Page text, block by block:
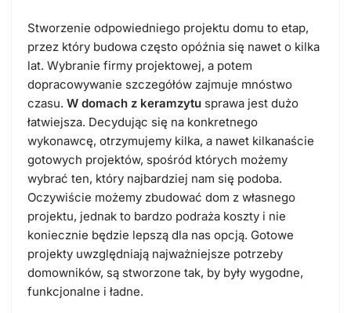
Stworzenie odpowiedniego projektu domu to etap,
przez który budowa często opóźnia się nawet o kilka
lat. Wybranie firmy projektowej, a potem
dopracowywanie szczegółów zajmuje mnóstwo
czasu. W domach z keramzytu sprawa jest dużo
łatwiejsza. Decydując się na konkretnego
wykonawcę, otrzymujemy kilka, a nawet kilkanaście
gotowych projektów, spośród których możemy
wybrać ten, który najbardziej nam się podoba.
Oczywiście możemy zbudować dom z własnego
projektu, jednak to bardzo podraża koszty i nie
koniecznie będzie lepszą dla nas opcją. Gotowe
projekty uwzględniają najważniejsze potrzeby
domowników, są stworzone tak, by były wygodne,
funkcjonalne i ładne.